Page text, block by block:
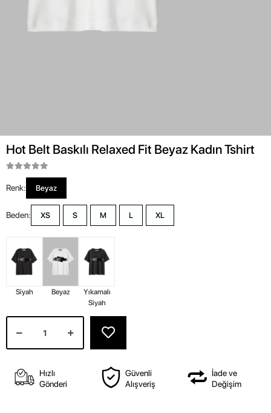
Hot Belt Baskılı Relaxed Fit Beyaz Kadın Tshirt
Renk: Beyaz
Beden: XS S M L XL
Siyah Beyaz
Yıkamalı
Siyah
Hızlı
Gönderi
Güvenli
Alışveriş
İade ve
Değişim